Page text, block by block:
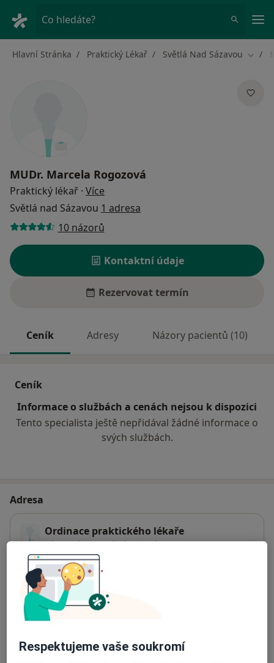
Co hledáte?
Hlavní Stránka Praktický Lékař Světlá Nad Sázavou
MUDr. Marcela Rogozová
Praktický lékař · Více
Světlá nad Sázavou 1 adresa
10 názorů
Kontaktní údaje
Rezervovat termín
Ceník Adresy Názory pacientů (10)
Ceník
Informace o službách a cenách nejsou k dispozici
Tento specialista ještě nepřidával žádné informace o
svých službách.
Adresa
Ordinace praktického lékaře
Zámecká 550, Světlá nad Sázavou58291
Dostupnost
Na této adrese online kalendář není aktivní
Respektujeme vaše soukromí